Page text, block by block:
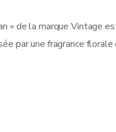
» de la marque Vintage
par une fragrance